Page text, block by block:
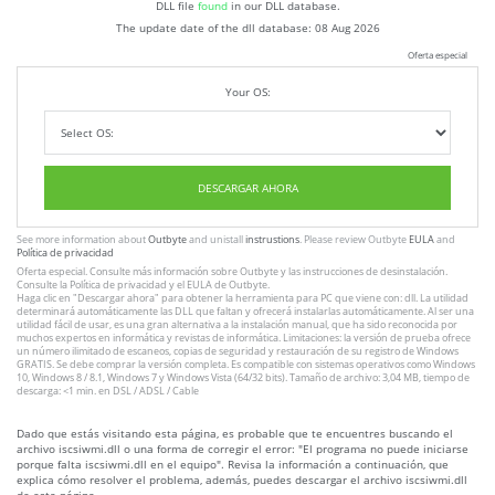
DLL file foundin our DLL database.
The update date of the dll database: 08 Aug 2026
Oferta especial
Your OS:
DESCARGAR AHORA
See more information aboutOutbyteand unistallinstrustions. Please review Outbyte EULAand
Política de privacidad
Oferta especial. Consulte más información sobreOutbytey las instruccionesde desinstalación.
Consultela Política de privacidad y el EULAde Outbyte.
Haga clic en "Descargar ahora" para obtener la herramienta para PC que viene con: dll. La utilidad
determinará automáticamente las DLL que faltan y ofrecerá instalarlas automáticamente. Al ser una
utilidad fácil de usar, es una gran alternativa a la instalación manual, que ha sido reconocida por
muchos expertos en informática y revistas de informática. Limitaciones: la versión de prueba ofrece
un número ilimitado de escaneos, copias de seguridad y restauración de su registro de Windows
GRATIS. Se debe comprar la versión completa. Es compatible con sistemas operativos como Windows
10, Windows 8 / 8.1, Windows 7 y Windows Vista (64/32 bits). Tamaño de archivo: 3,04 MB, tiempo de
descarga: <1 min. en DSL / ADSL / Cable
Dado que estás visitando esta página, es probable que te encuentres buscando el
archivo iscsiwmi.dll o una forma de corregir el error: "El programa no puede iniciarse
porque falta iscsiwmi.dll en el equipo". Revisa la información a continuación, que
explica cómo resolver el problema, además, puedes descargar el archivo iscsiwmi.dll